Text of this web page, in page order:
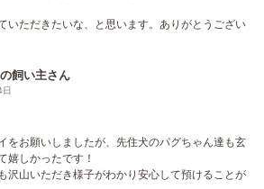
いただきたいな、と思います。ありがとうござい
飼い主さん
をお願いしましたが、先住犬のパグちゃん達も玄
嬉しかったです！
沢山いただき様子がわかり安心して預けることが